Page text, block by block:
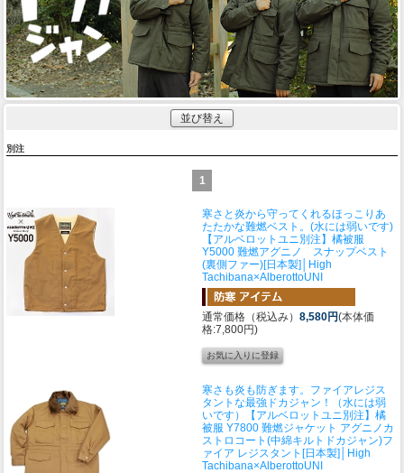
並び替え
別注
1
寒さと炎から守ってくれるほっこりあ
たたかな難燃ベスト。(水には弱いです)
【アルベロットユニ別注】橘被服
Y5000 難燃アグニノ スナップベスト
(裏側ファー)[日本製]│High
Tachibana×AlberottoUNI
通常価格（税込み） 8,580円(本体価
格:7,800円)
寒さも炎も防ぎます。ファイアレジス
タントな最強ドカジャン！（水には弱
いです）
【アルベロットユニ別注】橘
被服 Y7800 難燃ジャケット アグニノカ
ストロコート(中綿キルトドカジャン)フ
ァイア レジスタント[日本製]│High
Tachibana×AlberottoUNI